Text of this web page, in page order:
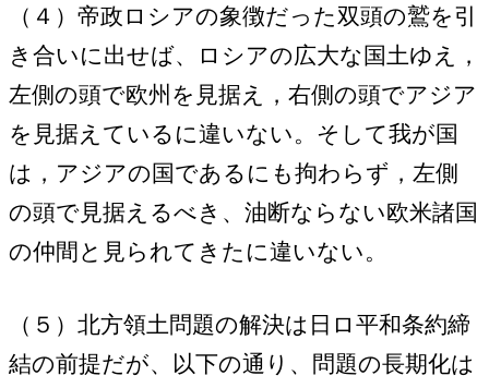
（４）帝政ロシアの象徴だった双頭の鷲を引
き合いに出せば、ロシアの広大な国土ゆえ，
左側の頭で欧州を見据え，右側の頭でアジア
を見据えているに違いない。そして我が国
は，アジアの国であるにも拘わらず，左側
の頭で見据えるべき、油断ならない欧米諸国
の仲間と見られてきたに違いない。
（５）北方領土問題の解決は日ロ平和条約締
結の前提だが、以下の通り、問題の長期化は